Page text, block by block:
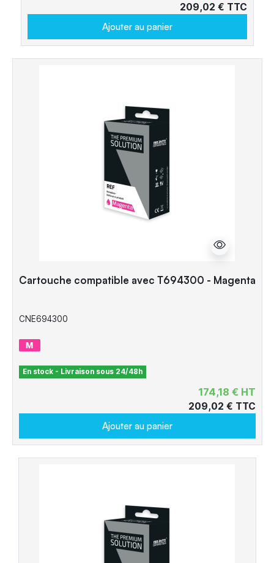
209,02 € TTC
Ajouter au panier
Cartouche compatible avec T694300 - Magenta
CNE694300
En stock - Livraison sous 24/48h
174,18 € HT
209,02 € TTC
Ajouter au panier